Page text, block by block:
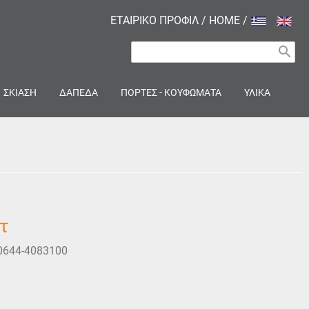
ΕΤΑΙΡΙΚΟ ΠΡΟΦΙΛ / HOME /
search
ΣΚΙΑΣΗ ΔΑΠΕΔΑ ΠΟΡΤΕΣ - ΚΟΥΦΩΜΑΤΑ ΥΛΙΚΑ
4083100